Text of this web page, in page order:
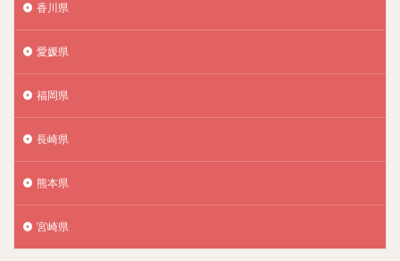
香川県
愛媛県
福岡県
長崎県
熊本県
宮崎県